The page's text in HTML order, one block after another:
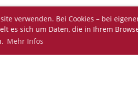
verwenden. Bei Cookies – bei
es sich um Daten, die in Ihrem
Mehr Infos